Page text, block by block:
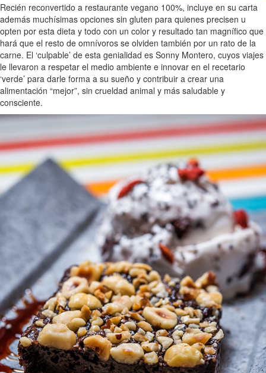
Recién reconvertido a restaurante vegano 100%, incluye en su carta
además muchísimas opciones sin gluten para quienes precisen u
opten por esta dieta y todo con un color y resultado tan magnífico que
hará que el resto de omnívoros se olviden también por un rato de la
carne. El ‘culpable’ de esta genialidad es Sonny Montero, cuyos viajes
le llevaron a respetar el medio ambiente e innovar en el recetario
‘verde’ para darle forma a su sueño y contribuir a crear una
alimentación “mejor”, sin crueldad animal y más saludable y
consciente.